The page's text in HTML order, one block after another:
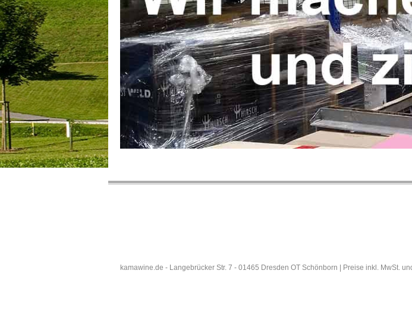
kamawine.de - Langebrücker Str. 7 - 01465 Dresden OT Schönborn | Preise inkl. MwSt.